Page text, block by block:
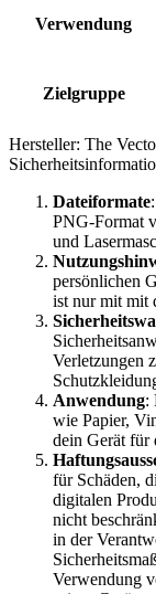
Verwendung
Zielgruppe
Hersteller: The
Dateiformate
PNG-Format
und
persönlichen
ist nur mit mit
Verletzungen
Anwendung:
wie Papier,
dein Gerät für
für Schäden,
digitalen
nicht
in der
Verwendung